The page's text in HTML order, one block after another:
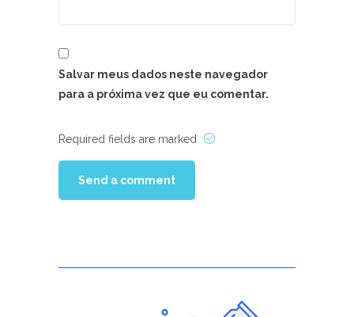
Salvar meus dados neste navegador
para a próxima vez que eu comentar.
Required fields are marked